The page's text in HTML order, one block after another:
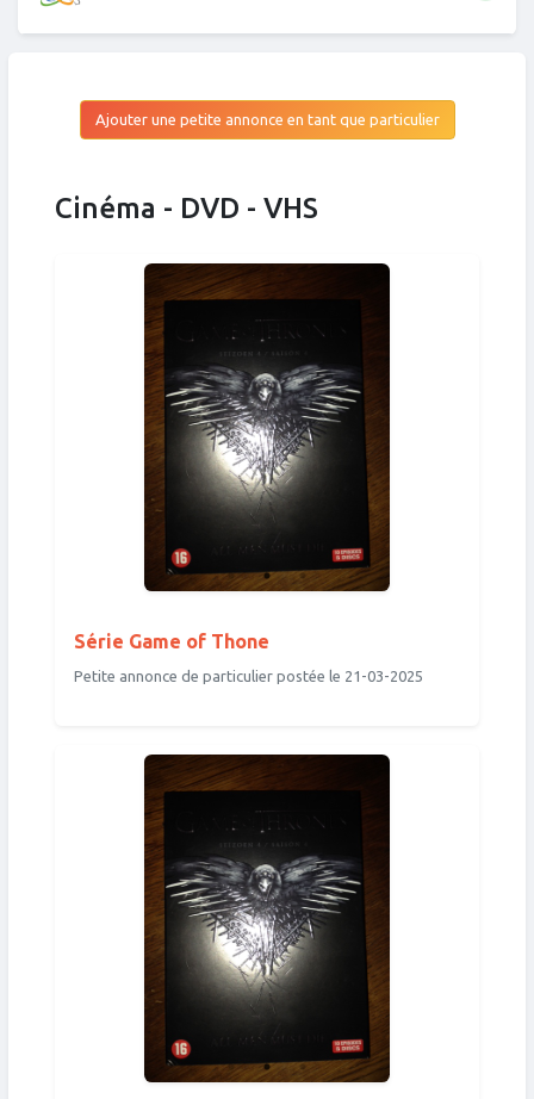
Ajouter une petite annonce en tant que particulier
Cinéma - DVD - VHS
Série Game of Thone
Petite annonce de particulier postée le 21-03-2025